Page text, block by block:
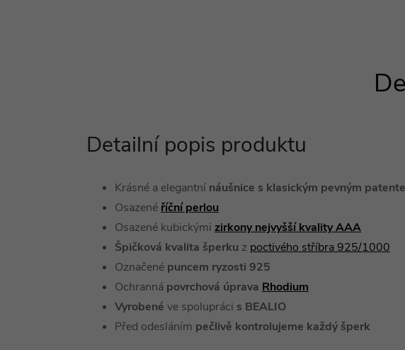
Detailní popis produktu
Krásné a elegantní náušnice s klasickým pevným
Osazené říční perlou
Osazené kubickými zirkony nejvyšší kvality AAA
Špičková kvalita šperku z poctivého stříbra 925/1000
Označené puncem ryzosti 925
Ochranná povrchová úprava Rhodium
Vyrobené ve spolupráci s BEALIO
Před odesláním pečlivě kontrolujeme každý šperk